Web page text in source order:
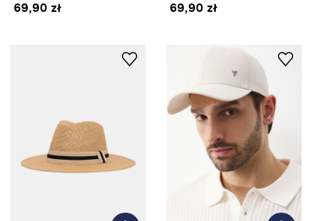
69,90 zł
69,90 zł